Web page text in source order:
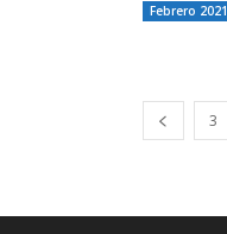
Febrero 2021
3